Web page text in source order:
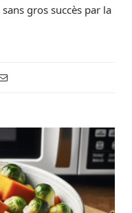
gros succès par la